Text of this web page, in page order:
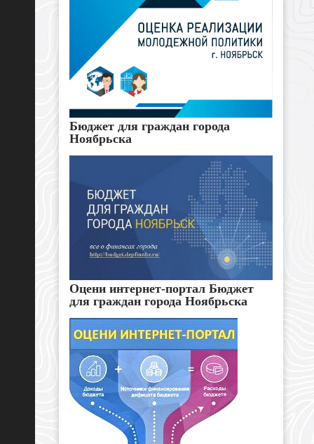
Бюджет для граждан города
Ноябрьска
Оцени интернет-портал Бюджет
для граждан города Ноябрьска